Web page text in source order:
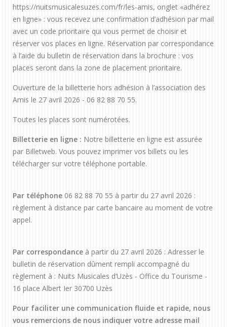
https://nuitsmusicalesuzes.com/fr/les-amis, onglet «adhérez
en ligne» : vous recevez une confirmation d’adhésion par mail
avec un code prioritaire qui vous permet de choisir et
réserver vos places en ligne. Réservation par correspondance
à l’aide du bulletin de réservation dans la brochure : vos
places seront dans la zone de placement prioritaire.
Ouverture de la billetterie hors adhésion à l’association des
Amis le 27 avril 2026 - 06 82 88 70 55.
Toutes les places sont numérotées.
Billetterie en ligne : Notre billetterie en ligne est assurée
par Billetweb. Vous pouvez imprimer vos billets ou les
télécharger sur votre téléphone portable.
Par téléphone 06 82 88 70 55 à partir du 27 avril 2026 :
règlement à distance par carte bancaire au moment de votre
appel.
Par correspondance à partir du 27 avril 2026 : Adresser le
bulletin de réservation dûment rempli accompagné du
règlement à : Nuits Musicales d’Uzès - Office du Tourisme -
16 place Albert Ier 30700 Uzès
Pour faciliter une communication fluide et rapide, nous
vous remercions de nous indiquer votre adresse mail